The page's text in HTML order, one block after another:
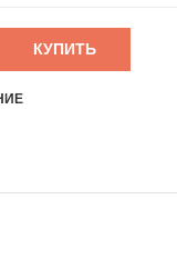
КУПИТЬ